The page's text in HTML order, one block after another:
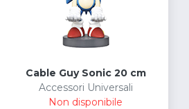
Cable Guy Sonic 20 cm
Accessori Universali
Non disponibile